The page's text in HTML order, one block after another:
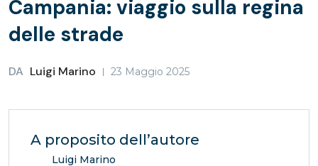
Campania: viaggio sulla regina
delle strade
DA Luigi Marino 23 Maggio 2025
A proposito dell’autore
Luigi Marino